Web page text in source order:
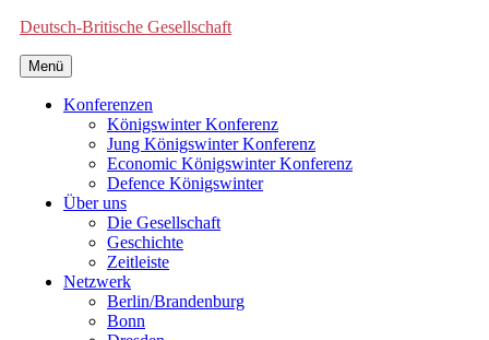
Deutsch-Britische Gesellschaft
Menü
Konferenzen
Königswinter Konferenz
Jung Königswinter Konferenz
Economic Königswinter Konferenz
Defence Königswinter
Über uns
Die Gesellschaft
Geschichte
Zeitleiste
Netzwerk
Berlin/Brandenburg
Bonn